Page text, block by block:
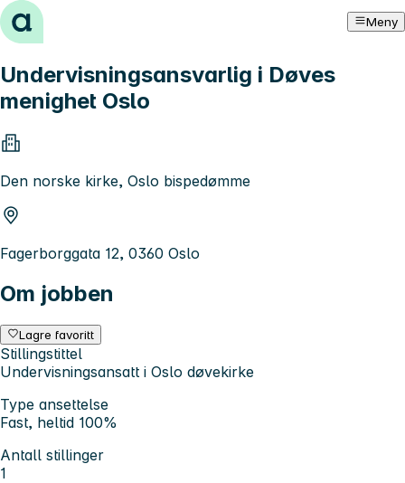
Hopp til innhold Meny
Undervisningsansvarlig i Døves
menighet Oslo
Den norske kirke, Oslo bispedømme
Fagerborggata 12, 0360 Oslo
Om jobben
Lagre favoritt
Stillingstittel
Undervisningsansatt i Oslo døvekirke
Type ansettelse
Fast, heltid 100%
Antall stillinger
1